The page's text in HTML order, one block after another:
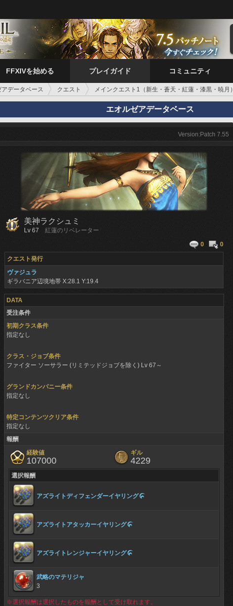
FFXIVを始める プレイガイド コミュニティ
アデータベース クエスト メインクエスト1（新生・蒼天・紅蓮・漆黒・暁月）
エオルゼアデータベース
Version:Patch 7.55
美神ラクシュミ
Lv 67
紅蓮のリベレーター
0
0
クエスト発行
ヴァジュラ
ギラバニア辺境地帯 X:28.1 Y:19.4
DATA
受注条件
初期クラス条件
指定なし
クラス・ジョブ条件
ファイター ソーサラー (リミテッドジョブを除く) Lv 67～
グランドカンパニー条件
指定なし
特定コンテンツクリア条件
指定なし
報酬
経験値
107000
ギル
4229
選択報酬
アズライトディフェンダーイヤリング
アズライトアタッカーイヤリング
アズライトレンジャーイヤリング
武略のマテリジャ
3
※選択報酬は選択したものを報酬として受け取れます。